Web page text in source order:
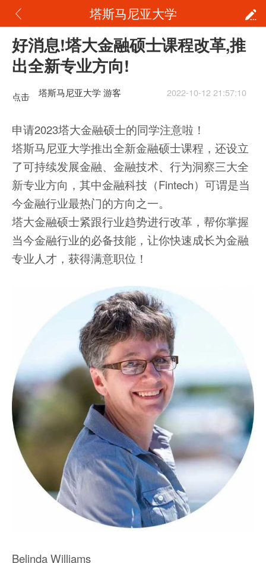
塔斯马尼亚大学
好消息!塔大金融硕士课程改革,推
出全新专业方向!
点击
加载
塔斯马尼亚大学 游客 2022-10-12 21:57:10
申请2023塔大金融硕士的同学注意啦！
塔斯马尼亚大学推出全新金融硕士课程，还设立
了可持续发展金融、金融技术、行为洞察三大全
新专业方向，其中金融科技（Fintech）可谓是当
今金融行业最热门的方向之一。
塔大金融硕士紧跟行业趋势进行改革，帮你掌握
当今金融行业的必备技能，让你快速成长为金融
专业人才，获得满意职位！
Belinda Williams